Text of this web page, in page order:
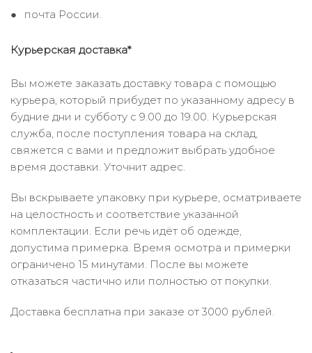
почта России.
Курьерская доставка*
Вы можете заказать доставку товара с помощью
курьера, который прибудет по указанному адресу в
будние дни и субботу с 9.00 до 19.00. Курьерская
служба, после поступления товара на склад,
свяжется с вами и предложит выбрать удобное
время доставки. Уточнит адрес.
Вы вскрываете упаковку при курьере, осматриваете
на целостность и соответствие указанной
комплектации. Если речь идёт об одежде,
допустима примерка. Время осмотра и примерки
ограничено 15 минутами. После вы можете
отказаться частично или полностью от покупки.
Доставка бесплатна при заказе от 3000 рублей.